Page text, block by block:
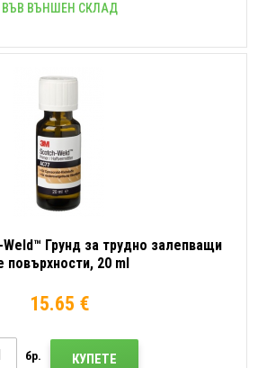
ВЪВ ВЪНШЕН СКЛАД
Грунд за трудно залепващи
повърхности, 20 ml
15.65 €
бр. КУПЕТЕ